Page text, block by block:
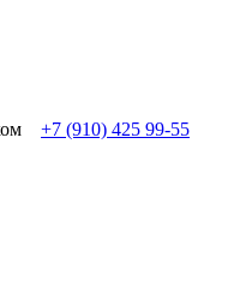
+7 (910) 425 99-55